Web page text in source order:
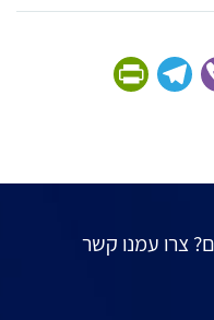
Viber
Telegram
צרו עמנו קשר